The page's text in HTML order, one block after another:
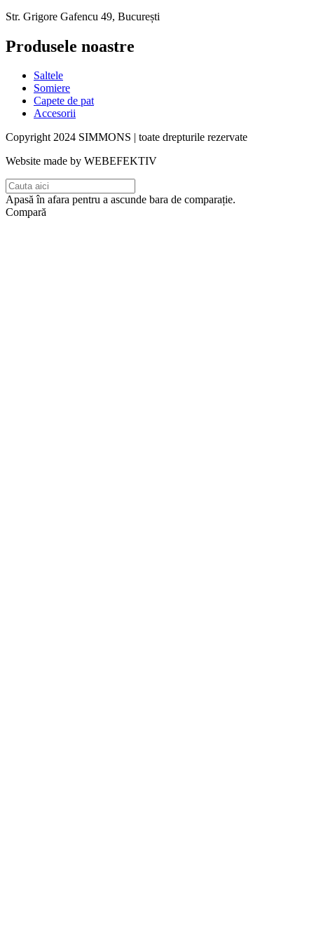
Str. Grigore Gafencu 49, București
Produsele noastre
Saltele
Somiere
Capete de pat
Accesorii
Copyright 2024 SIMMONS | toate drepturile rezervate
Website made by WEBEFEKTIV
Apasă în afara pentru a ascunde bara de comparație.
Compară